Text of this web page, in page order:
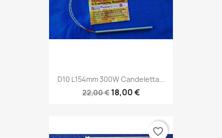
D10 L154mm 300W Candeletta...
22,00 € 18,00 €
favorite_border